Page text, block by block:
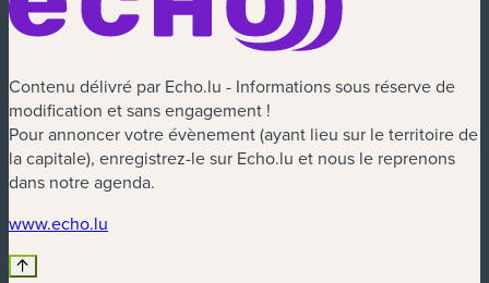
Contenu délivré par Echo.lu - Informations sous réserve de
modification et sans engagement !
Pour annoncer votre évènement (ayant lieu sur le territoire de
la capitale), enregistrez-le sur Echo.lu et nous le reprenons
dans notre agenda.
www.echo.lu